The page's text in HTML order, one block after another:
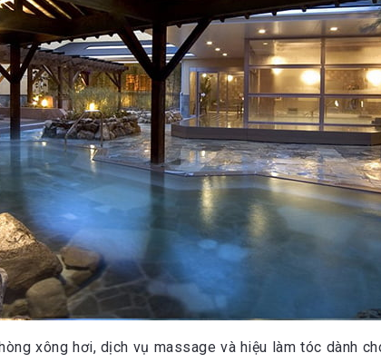
xông hơi, dịch vụ massage và hiệu làm tóc dành